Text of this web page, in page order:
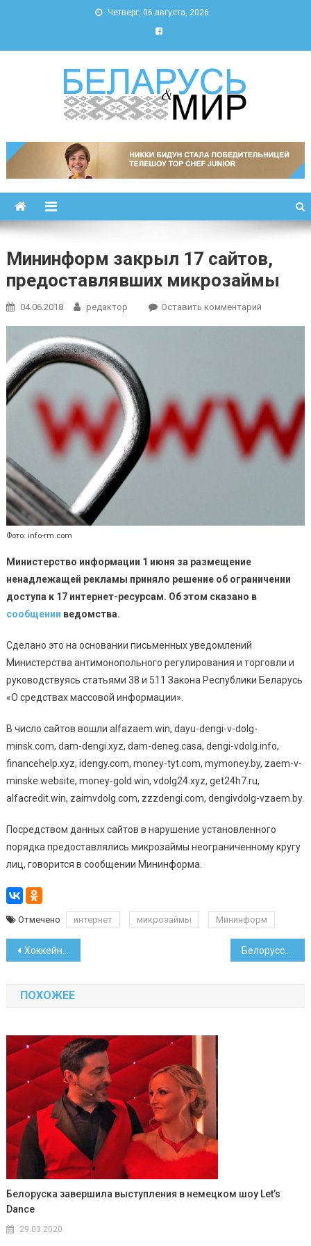
Четверг, 06 августа, 2026
Беларусь и мир
Мининформ закрыл 17 сайтов,
предоставлявших микрозаймы
04.06.2018 редактор Оставить комментарийк
Фото: info-rm.com
Министерство информации 1 июня за размещение
ненадлежащей рекламы приняло решение об ограничении
доступа к 17 интернет-ресурсам. Об этом сказано в
сообщении ведомства.
Сделано это на основании письменных уведомлений
Министерства антимонопольного регулирования и торговли и
руководствуясь статьями 38 и 511 Закона Республики Беларусь
«О средствах массовой информации».
В число сайтов вошли alfazaem.win, dayu-dengi-v-dolg-
minsk.com, dam-dengi.xyz, dam-deneg.casa, dengi-vdolg.info,
financehelp.xyz, idengy.com, money-tyt.com, mymoney.by, zaem-v-
minske.website, money-gold.win, vdolg24.xyz, get24h7.ru,
alfacredit.win, zaimvdolg.com, zzzdengi.com, dengivdolg-vzaem.by.
Посредством данных сайтов в нарушение установленного
порядка предоставлялись микрозаймы неограниченному кругу
лиц, говорится в сообщении Мининформа.
Отмечено интернет микрозаймы Мининформ
Навигация
по
записям
Хоккейный сайт оценил, попадет ли Владислав Еременко в НХЛ Белорусским предприятиям упростили работу с валютой
ПОХОЖЕЕ
Белоруска завершила выступления в немецком шоу Let’s
Dance
29.03.2020